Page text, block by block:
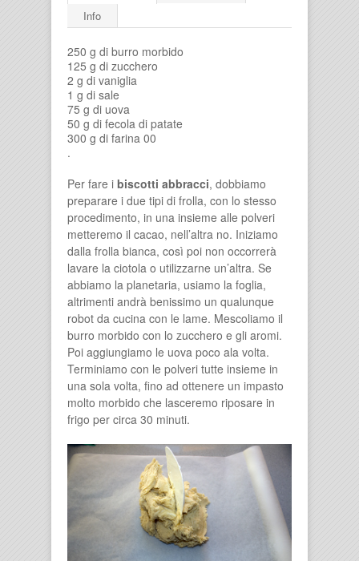
Info
250 g di burro morbido
125 g di zucchero
2 g di vaniglia
1 g di sale
75 g di uova
50 g di fecola di patate
300 g di farina 00
.
Per fare i biscotti abbracci, dobbiamo
preparare i due tipi di frolla, con lo stesso
procedimento, in una insieme alle polveri
metteremo il cacao, nell’altra no. Iniziamo
dalla frolla bianca, così poi non occorrerà
lavare la ciotola o utilizzarne un’altra. Se
abbiamo la planetaria, usiamo la foglia,
altrimenti andrà benissimo un qualunque
robot da cucina con le lame. Mescoliamo il
burro morbido con lo zucchero e gli aromi.
Poi aggiungiamo le uova poco ala volta.
Terminiamo con le polveri tutte insieme in
una sola volta, fino ad ottenere un impasto
molto morbido che lasceremo riposare in
frigo per circa 30 minuti.